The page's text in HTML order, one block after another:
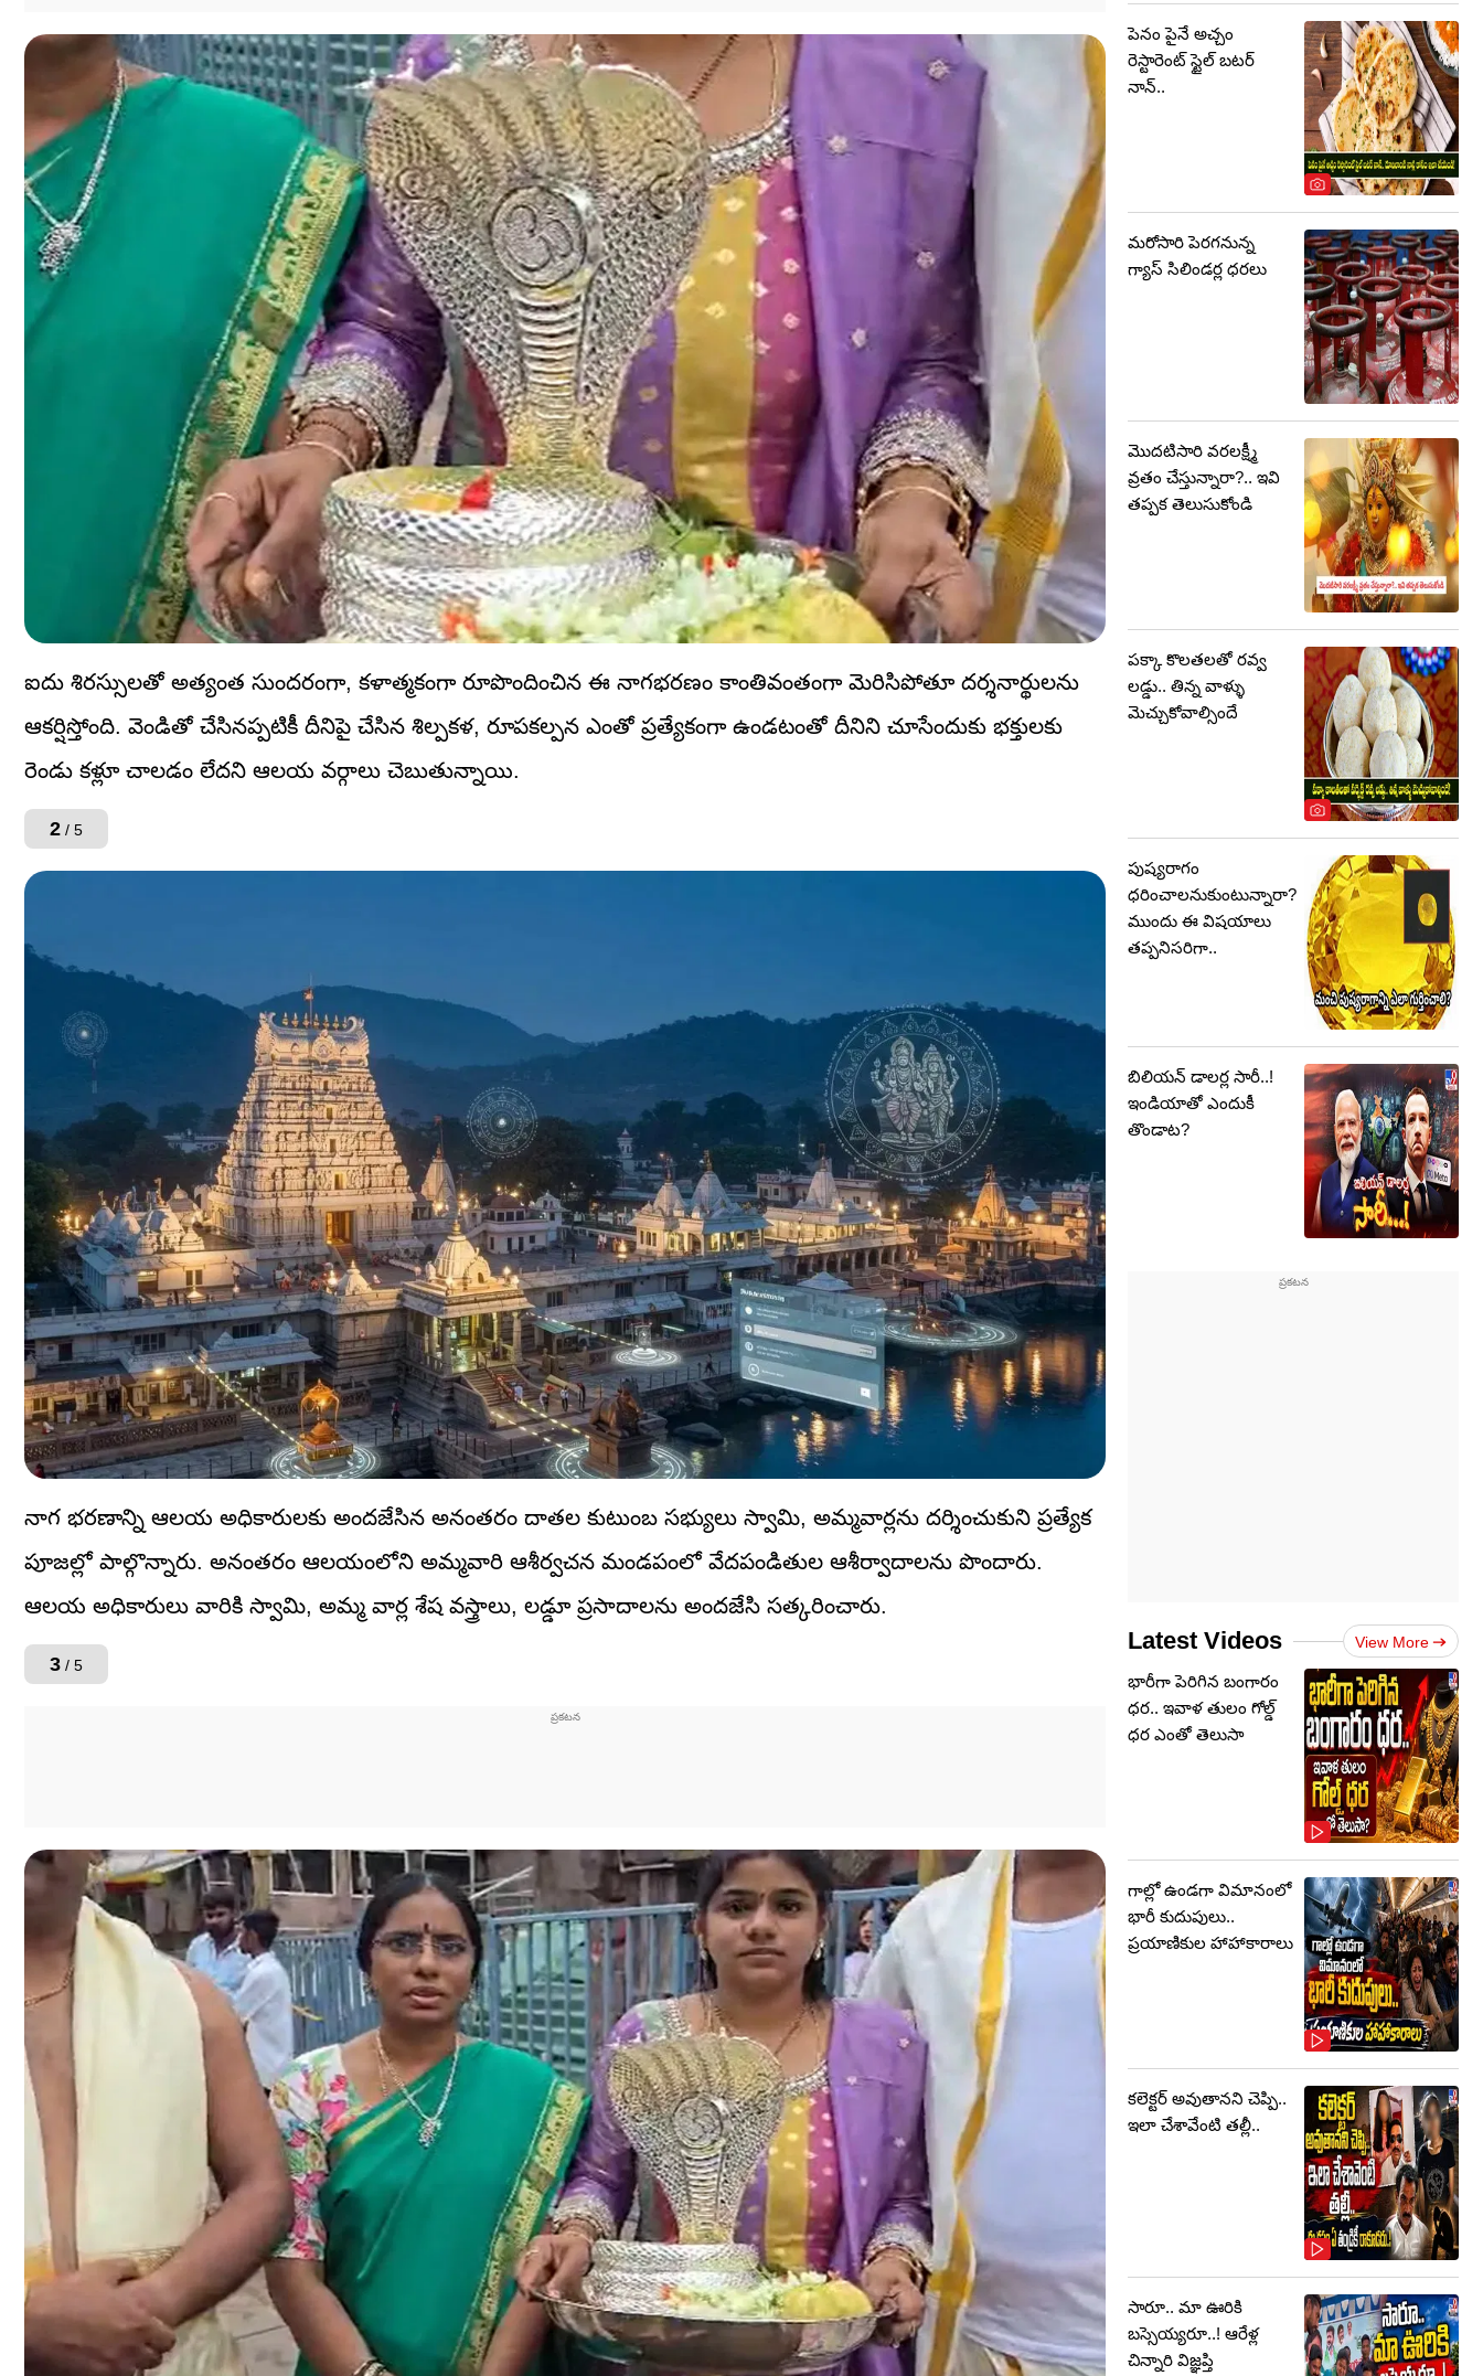
ఐదు శిరస్సులతో అత్యంత సుందరంగా, కళాత్మకంగా రూపొందించిన ఈ నాగభరణం కాంతివంతంగా మెరిసిపోతూ దర్శనార్థులను
ఆకర్షిస్తోంది. వెండితో చేసినప్పటికీ దీనిపై చేసిన శిల్పకళ, రూపకల్పన ఎంతో ప్రత్యేకంగా ఉండటంతో దీనిని చూసేందుకు భక్తులకు
రెండు కళ్లూ చాలడం లేదని ఆలయ వర్గాలు చెబుతున్నాయి.
2 / 5
నాగ భరణాన్ని ఆలయ అధికారులకు అందజేసిన అనంతరం దాతల కుటుంబ సభ్యులు స్వామి, అమ్మవార్లను దర్శించుకుని ప్రత్యేక
పూజల్లో పాల్గొన్నారు. అనంతరం ఆలయంలోని అమ్మవారి ఆశీర్వచన మండపంలో వేదపండితుల ఆశీర్వాదాలను పొందారు.
ఆలయ అధికారులు వారికి స్వామి, అమ్మ వార్ల శేష వస్త్రాలు, లడ్డూ ప్రసాదాలను అందజేసి సత్కరించారు.
3 / 5
పెనం పైనే అచ్చం
రెస్టారెంట్ స్టైల్ బటర్
నాన్..
మరోసారి పెరగనున్న
గ్యాస్ సిలిండర్ల ధరలు
మొదటిసారి వరలక్ష్మీ
వ్రతం చేస్తున్నారా?.. ఇవి
తప్పక తెలుసుకోండి
పక్కా కొలతలతో రవ్వ
లడ్డు.. తిన్న వాళ్ళు
మెచ్చుకోవాల్సిందే
పుష్యరాగం
ధరించాలనుకుంటున్నారా?
ముందు ఈ విషయాలు
తప్పనిసరిగా..
బిలియన్ డాలర్ల సారీ..!
ఇండియాతో ఎందుకీ
తొండాట?
Latest Videos View More
భారీగా పెరిగిన బంగారం
ధర.. ఇవాళ తులం గోల్డ్‌
ధర ఎంతో తెలుసా
గాల్లో ఉండగా విమానంలో
భారీ కుదుపులు..
ప్రయాణికుల హాహాకారాలు
కలెక్టర్‌ అవుతానని చెప్పి..
ఇలా చేశావేంటి తల్లీ..
సారూ.. మా ఊరికి
బస్సెయ్యరూ..! ఆరేళ్ల
చిన్నారి విజ్ఞప్తి